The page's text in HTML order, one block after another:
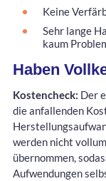
Keine
Sehr lange
kaum
Haben
Kostencheck: Der
die anfallenden
werden nicht
übernommen,
Aufwendungen